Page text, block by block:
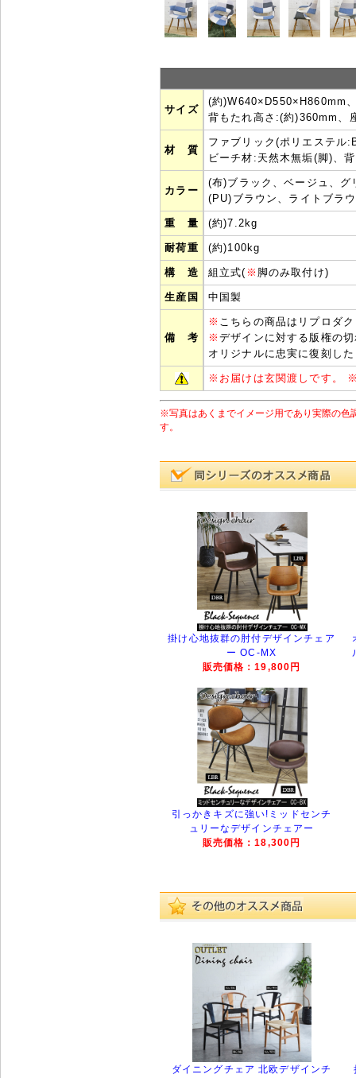
サイズ
(約)W640×D550×H860mm
背もたれ高さ:(約)360mm、
材 質
ファブリック(ポリエステル
ビーチ材:天然木無垢(脚)、
カラー
(布)ブラック、ベージュ、
(PU)ブラウン、ライトブラ
重 量 (約)7.2kg
耐荷重 (約)100kg
構 造 組立式( ※ 脚のみ取付け)
生産国 中国製
備 考
※ こちらの商品はリプロダ
※デザインに対する版権の
オリジナルに忠実に復刻し
※ お届けは玄関渡しです。
※写真はあくまでイメージ用であり実際の色
す。
掛け心地抜群の肘付デザインチェア
ー OC-MX
販売価格：19,800円
引っかきキズに強い!ミッドセンチ
ュリーなデザインチェアー
販売価格：18,300円
ダイニングチェア 北欧デザインチ